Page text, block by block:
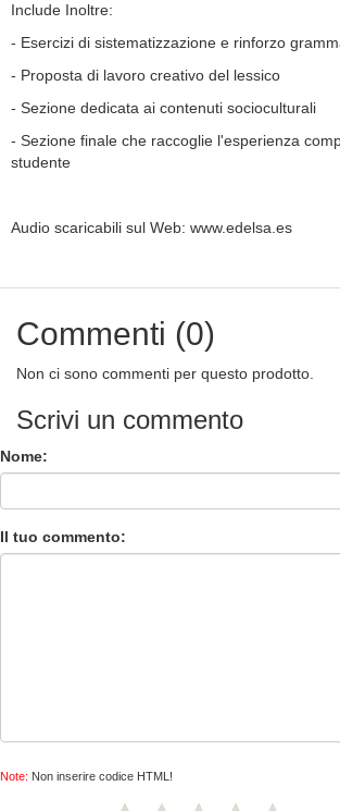
Include Inoltre:
- Esercizi di sistematizzazione e rinforzo
- Proposta di lavoro creativo del lessico
- Sezione dedicata ai contenuti socioculturali
- Sezione finale che raccoglie l'esperienza
studente
Audio scaricabili sul Web: www.edelsa.es
Commenti (0)
Non ci sono commenti per questo prodotto.
Scrivi un commento
Nome:
Il tuo commento:
Note: Non inserire codice HTML!